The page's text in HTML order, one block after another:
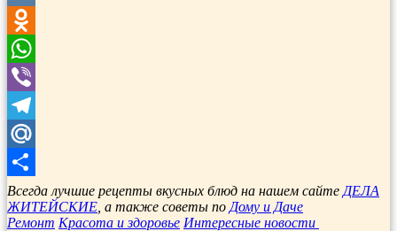
VK
Odnoklassniki
WhatsApp
Viber
Telegram
Mail.Ru
Отправить
Всегда лучшие рецепты вкусных блюд на нашем сайте ДЕЛА
ЖИТЕЙСКИЕ , а также советы по Дому и Даче
Ремонт Красота и здоровье Интересные новости